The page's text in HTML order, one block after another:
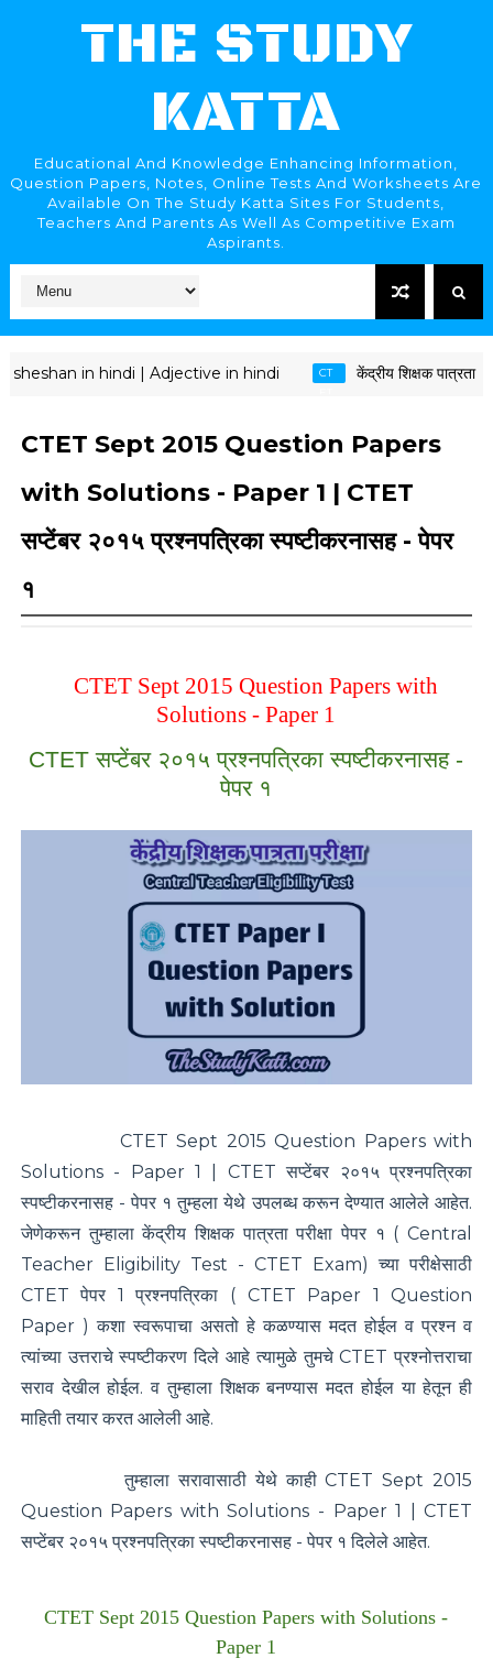
THE STUDY
KATTA
Educational And Knowledge Enhancing Information,
Question Papers, Notes, Online Tests And Worksheets Are
Available On The Study Katta Sites For Students,
Teachers And Parents As Well As Competitive Exam
Aspirants.
in hindi | Adjective in hindi
CT
केंद्रीय शिक्षक पात्रता
CTET Sept 2015 Question Papers
with Solutions - Paper 1 | CTET
सप्टेंबर २०१५ प्रश्नपत्रिका स्पष्टीकरनासह - पेपर
१
CTET Sept 2015 Question Papers with
Solutions - Paper 1
CTET सप्टेंबर २०१५ प्रश्नपत्रिका स्पष्टीकरनासह -
पेपर १
CTET Sept 2015 Question Papers with
Solutions - Paper 1 | CTET सप्टेंबर २०१५ प्रश्नपत्रिका
स्पष्टीकरनासह - पेपर १ तुम्हला येथे उपलब्ध करून देण्यात आलेले आहेत.
जेणेकरून तुम्हाला केंद्रीय शिक्षक पात्रता परीक्षा पेपर १ ( Central
Teacher Eligibility Test - CTET Exam) च्या परीक्षेसाठी
CTET पेपर 1 प्रश्नपत्रिका ( CTET Paper 1 Question
Paper ) कशा स्वरूपाचा असतो हे कळण्यास मदत होईल व प्रश्न व
त्यांच्या उत्तराचे स्पष्टीकरण दिले आहे त्यामुळे तुमचे CTET प्रश्नोत्तराचा
सराव देखील होईल. व तुम्हाला शिक्षक बनण्यास मदत होईल या हेतून ही
माहिती तयार करत आलेली आहे.
तुम्हाला सरावासाठी येथे काहीCTET Sept 2015
Question Papers with Solutions - Paper 1 | CTET
सप्टेंबर २०१५ प्रश्नपत्रिका स्पष्टीकरनासह - पेपर १ दिलेले आहेत.
CTET Sept 2015 Question Papers with Solutions -
Paper 1